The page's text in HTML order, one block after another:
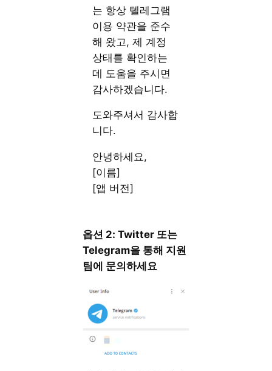
는 항상 텔레그램
이용 약관을 준수
해 왔고, 제 계정
상태를 확인하는
데 도움을 주시면
감사하겠습니다.
도와주셔서 감사합
니다.
안녕하세요,
[이름]
[앱 버전]
옵션 2: Twitter 또는
Telegram을 통해 지원
팀에 문의하세요